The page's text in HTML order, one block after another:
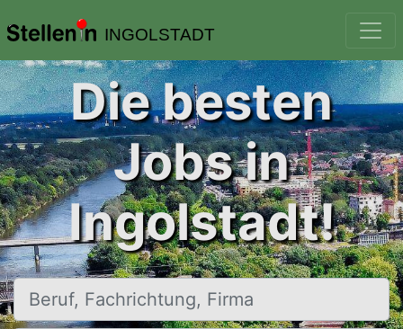
INGOLSTADT
Die besten
Jobs in
Ingolstadt!
Beruf, Fachrichtung, Firma